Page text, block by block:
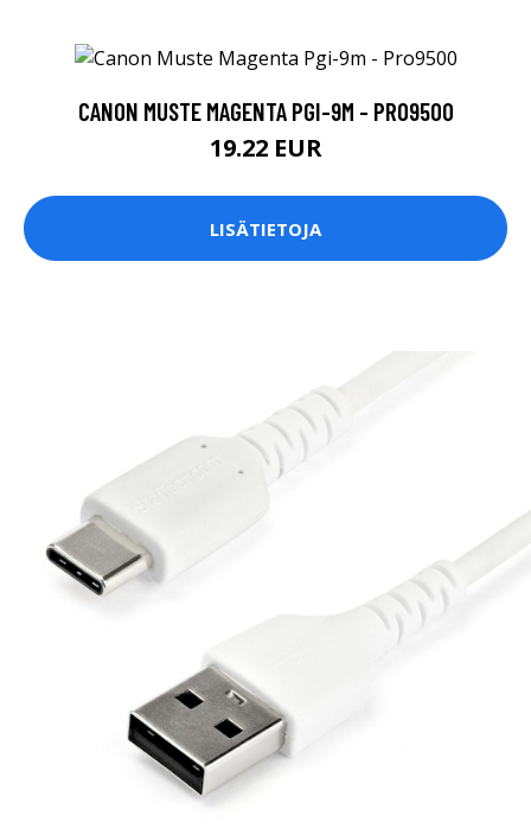
CANON MUSTE MAGENTA PGI-9M - PRO9500
19.22 EUR
LISÄTIETOJA